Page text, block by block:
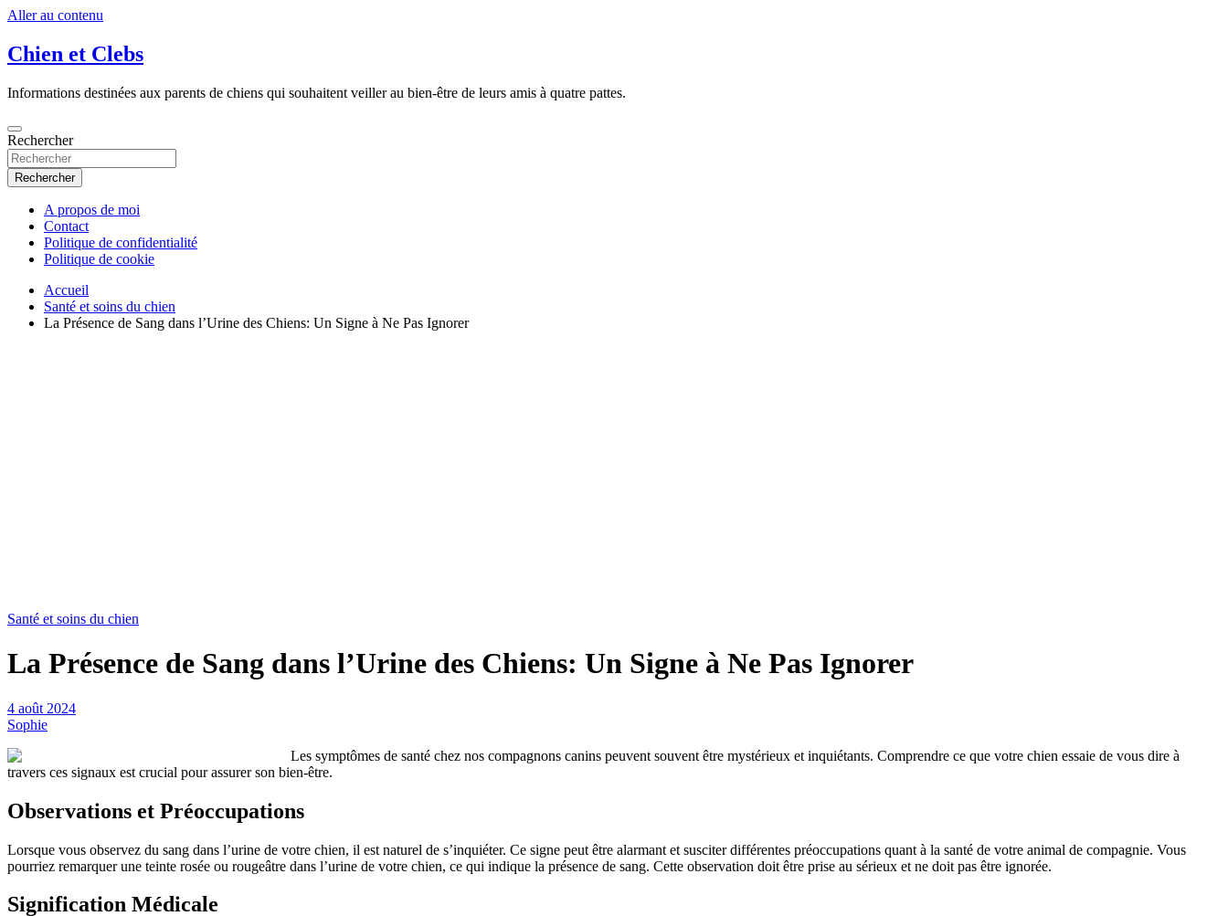
Aller au contenu
Chien et Clebs
Informations destinées aux parents de chiens qui souhaitent veiller au bien-être de leurs amis à quatre pattes.
Rechercher
Rechercher
A propos de moi
Contact
Politique de confidentialité
Politique de cookie
Accueil
Santé et soins du chien
La Présence de Sang dans l’Urine des Chiens: Un Signe à Ne Pas Ignorer
Santé et soins du chien
La Présence de Sang dans l’Urine des Chiens: Un Signe à Ne Pas Ignorer
4 août 2024
Sophie
Les symptômes de santé chez nos compagnons canins peuvent souvent être mystérieux et inquiétants. Comprendre ce que votre chien essaie de vous dire à
travers ces signaux est crucial pour assurer son bien-être.
Observations et Préoccupations
Lorsque vous observez du sang dans l’urine de votre chien, il est naturel de s’inquiéter. Ce signe peut être alarmant et susciter différentes préoccupations quant à la santé de votre animal de compagnie. Vous
pourriez remarquer une teinte rosée ou rougeâtre dans l’urine de votre chien, ce qui indique la présence de sang. Cette observation doit être prise au sérieux et ne doit pas être ignorée.
Signification Médicale